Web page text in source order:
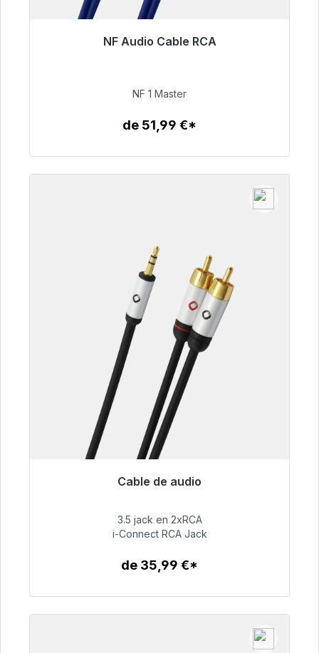
NF Audio Cable RCA
Listo para envío inmediato, plazo de entrega
99,00 €
NF 1 Master
de 51,99 €*
Cable de audio
Listo para envío inmediato, plazo de entrega
51,99 €
3.5 jack en 2xRCA
i-Connect RCA Jack
de 35,99 €*